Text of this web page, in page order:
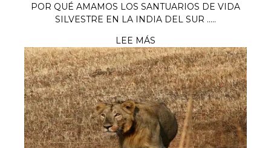
POR QUÉ AMAMOS LOS SANTUARIOS DE VIDA
SILVESTRE EN LA INDIA DEL SUR .....
LEE MÁS